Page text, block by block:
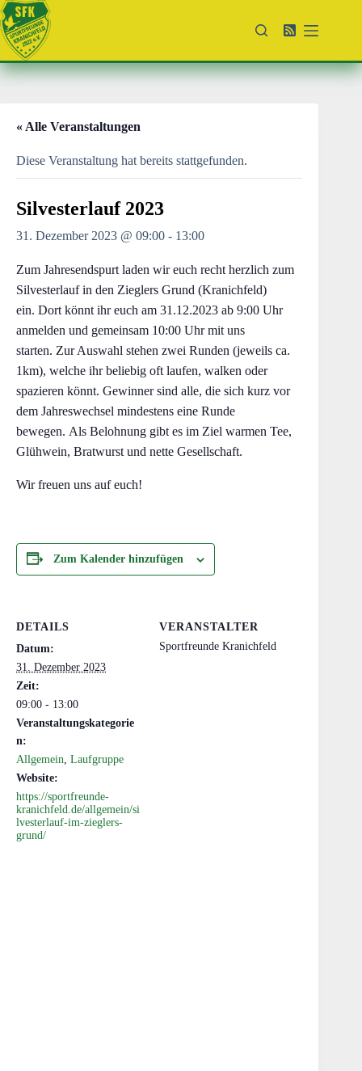
Zum
Inhalt
springen
« Alle Veranstaltungen
Diese Veranstaltung hat bereits stattgefunden.
Silvesterlauf 2023
31. Dezember 2023 @ 09:00 - 13:00
Zum Jahresendspurt laden wir euch recht herzlich zum
Silvesterlauf in den Zieglers Grund (Kranichfeld)
ein. Dort könnt ihr euch am 31.12.2023 ab 9:00 Uhr
anmelden und gemeinsam 10:00 Uhr mit uns
starten. Zur Auswahl stehen zwei Runden (jeweils ca.
1km), welche ihr beliebig oft laufen, walken oder
spazieren könnt. Gewinner sind alle, die sich kurz vor
dem Jahreswechsel mindestens eine Runde
bewegen. Als Belohnung gibt es im Ziel warmen Tee,
Glühwein, Bratwurst und nette Gesellschaft.
Wir freuen uns auf euch!
Zum Kalender hinzufügen
DETAILS
Datum:
31. Dezember 2023
Zeit:
09:00 - 13:00
Veranstaltungskategorie
n:
Allgemein, Laufgruppe
Website:
https://sportfreunde-
kranichfeld.de/allgemein/si
lvesterlauf-im-zieglers-
grund/
VERANSTALTER
Sportfreunde Kranichfeld